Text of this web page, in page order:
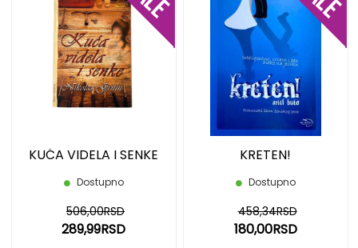
KUĆA VIDELA I SENKE
Dostupno
289,99RSD
506,00RSD
DODAJ
NA
KRETEN!
Dostupno
180,00RSD
458,34RSD
NA